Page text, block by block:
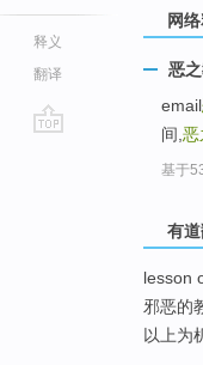
释义
翻译
网
恶
email
间, 恶
基于
有
lesson
邪恶的
以上为